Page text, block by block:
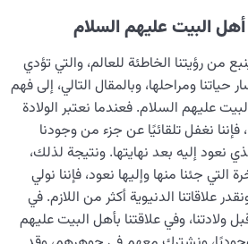
الحياة
0/14
0/15
0/22
0/14
البيت عليهم السلام
من رؤيتنا الخاطئة للعالم، والتي تؤدي
ومراحلها، وبالمقال التالي، إلى فهم
عليهم السلام. فعندما نعتبر الولادة
فإننا نغفل تلقائيًا عن جزء من وجودنا
نعود إليه بعد نهايتها. ونتيجة لذلك،
التي جئنا منها وإليها نعود، فإننا نولي
علاقاتنا الدنيوية أكثر من اللازم. في
وفي علاقتنا بأهل البيت عليهم